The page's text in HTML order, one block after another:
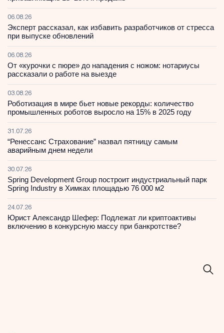
06.08.26
Эксперт рассказал, как избавить разработчиков от стресса
при выпуске обновлений
06.08.26
От «курочки с пюре» до нападения с ножом: нотариусы
рассказали о работе на выезде
03.08.26
Роботизация в мире бьет новые рекорды: количество
промышленных роботов выросло на 15% в 2025 году
31.07.26
“Ренессанс Страхование” назвал пятницу самым
аварийным днем недели
30.07.26
Spring Development Group построит индустриальный парк
Spring Industry в Химках площадью 76 000 м2
24.07.26
Юрист Александр Шефер: Подлежат ли криптоактивы
включению в конкурсную массу при банкротстве?